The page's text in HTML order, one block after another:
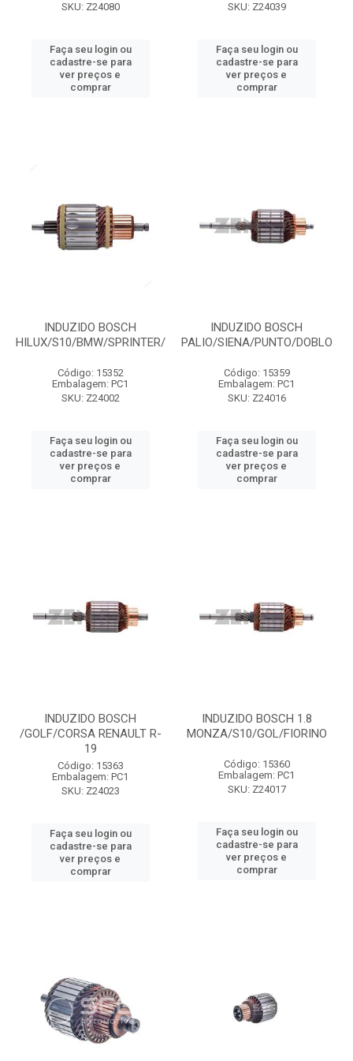
SKU: Z24080
Faça seu login ou
cadastre-se para
ver preços e
comprar
SKU: Z24039
Faça seu login ou
cadastre-se para
ver preços e
comprar
INDUZIDO BOSCH
HILUX/S10/BMW/SPRINTER/
Código: 15352
Embalagem: PC1
SKU: Z24002
Faça seu login ou
cadastre-se para
ver preços e
comprar
INDUZIDO BOSCH
PALIO/SIENA/PUNTO/DOBLO
Código: 15359
Embalagem: PC1
SKU: Z24016
Faça seu login ou
cadastre-se para
ver preços e
comprar
INDUZIDO BOSCH
/GOLF/CORSA RENAULT R-
19
Código: 15363
Embalagem: PC1
SKU: Z24023
Faça seu login ou
cadastre-se para
ver preços e
comprar
INDUZIDO BOSCH 1.8
MONZA/S10/GOL/FIORINO
Código: 15360
Embalagem: PC1
SKU: Z24017
Faça seu login ou
cadastre-se para
ver preços e
comprar